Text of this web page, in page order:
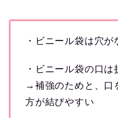
・ビニール袋は穴
・ビニール袋の口は
→補強のためと、口
方が結びやすい